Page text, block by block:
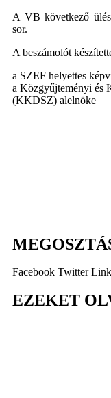
A VB következő
sor.
A beszámolót
a SZEF helyettes
a Közgyűjteményi és
(KKDSZ) alelnöke
Facebook Twitter
EZEKET